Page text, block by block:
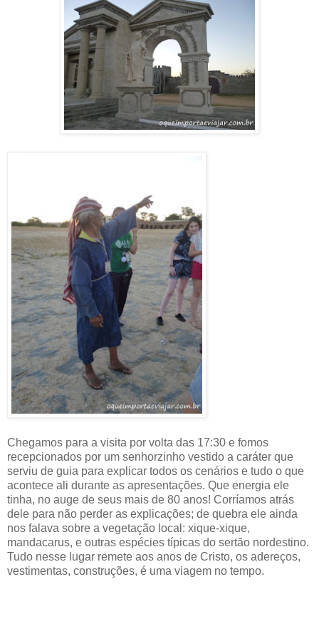
Chegamos para a visita por volta das 17:30 e fomos
recepcionados por um senhorzinho vestido a caráter que
serviu de guia para explicar todos os cenários e tudo o que
acontece ali durante as apresentações. Que energia ele
tinha, no auge de seus mais de 80 anos! Corríamos atrás
dele para não perder as explicações; de quebra ele ainda
nos falava sobre a vegetação local: xique-xique,
mandacarus, e outras espécies típicas do sertão nordestino.
Tudo nesse lugar remete aos anos de Cristo, os adereços,
vestimentas, construções, é uma viagem no tempo.